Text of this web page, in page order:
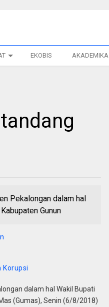
EKOBIS AKADEMIKA
Pekalongan dalam hal
Gunun
Korupsi
dalam hal Wakil Bupati
(Gumas), Senin (6/8/2018)